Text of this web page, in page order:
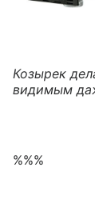
Козырек
видимым
%%%